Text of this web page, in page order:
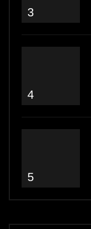
3
4
5